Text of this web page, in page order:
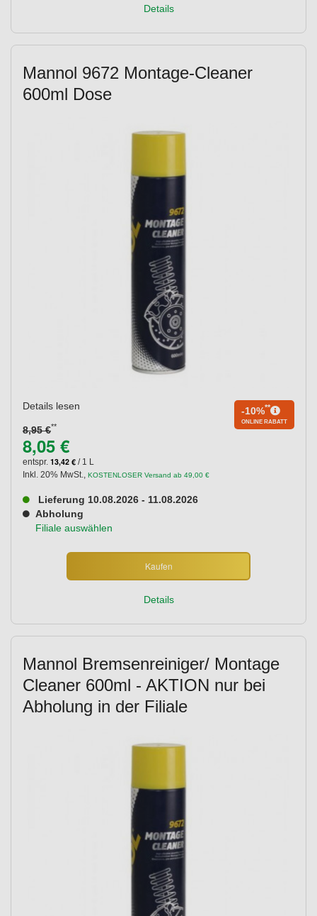
Details
Mannol 9672 Montage-Cleaner
600ml Dose
Details lesen
8,95 €**
-10%**
ONLINE RABATT
8,05 €
entspr. 13,42 € / 1 L
Inkl. 20% MwSt.
KOSTENLOSER Versand ab 49,00 €
Lieferung 10.08.2026 - 11.08.2026
Abholung
Filiale auswählen
Kaufen
Details
Mannol Bremsenreiniger/ Montage
Cleaner 600ml - AKTION nur bei
Abholung in der Filiale